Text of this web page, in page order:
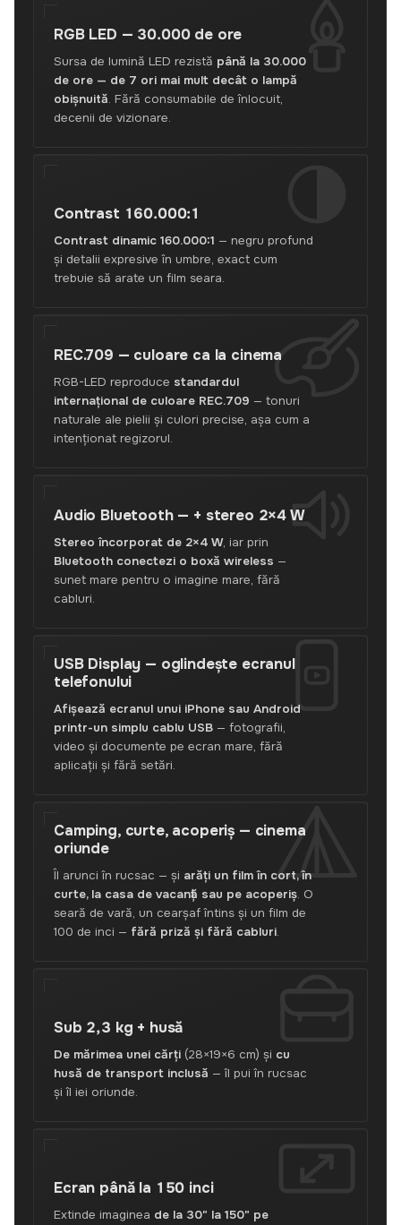
priză.
Verificat,
garanție,
livrare
RGB LED — 30.000 de ore
Sursa de lumină LED rezistă până la 30.000
de ore — de 7 ori mai mult decât o lampă
obișnuită. Fără consumabile de înlocuit,
decenii de vizionare.
Contrast 160.000:1
Contrast dinamic 160.000:1 — negru profund
și detalii expresive în umbre, exact cum
trebuie să arate un film seara.
REC.709 — culoare ca la cinema
RGB-LED reproduce standardul
internațional de culoare REC.709 — tonuri
naturale ale pielii și culori precise, așa cum a
intenționat regizorul.
Audio Bluetooth — + stereo 2×4 W
Stereo încorporat de 2×4 W, iar prin
Bluetooth conectezi o boxă wireless —
sunet mare pentru o imagine mare, fără
cabluri.
USB Display — oglindește ecranul
telefonului
Afișează ecranul unui iPhone sau Android
printr-un simplu cablu USB — fotografii,
video și documente pe ecran mare, fără
aplicații și fără setări.
Camping, curte, acoperiș — cinema
oriunde
Îl arunci în rucsac — și arăți un film în cort, în
curte, la casa de vacanță sau pe acoperiș. O
seară de vară, un cearșaf întins și un film de
100 de inci — fără priză și fără cabluri.
Sub 2,3 kg + husă
De mărimea unei cărți (28×19×6 cm) și cu
husă de transport inclusă — îl pui în rucsac
și îl iei oriunde.
Ecran până la 150 inci
Extinde imaginea de la 30" la 150" pe